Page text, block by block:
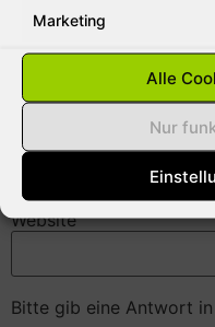
Marketing
Alle
Nur
*
Website
Bitte gib eine Antwort